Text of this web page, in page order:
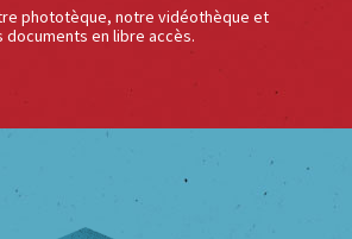
phototèque, notre vidéothèque et
documents en libre accès.